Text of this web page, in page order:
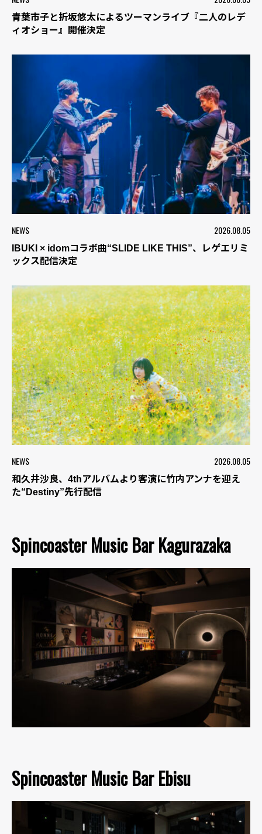
青葉市子と折坂悠太によるツーマンライブ『二人のレデ
ィオショー』開催決定
NEWS 2026.08.05
IBUKI × idomコラボ曲“SLIDE LIKE THIS”、レゲエリミ
ックス配信決定
NEWS 2026.08.05
和久井沙良、4thアルバムより客演に竹内アンナを迎え
た“Destiny”先行配信
Spincoaster Music Bar Kagurazaka
Spincoaster Music Bar Ebisu